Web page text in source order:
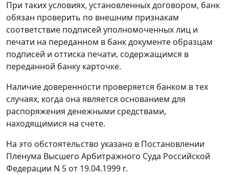
При таких условиях, установленных договором, банк
обязан проверить по внешним признакам
соответствие подписей уполномоченных лиц и
печати на переданном в банк документе образцам
подписей и оттиска печати, содержащимся в
переданной банку карточке.
Наличие доверенности проверяется банком в тех
случаях, когда она является основанием для
распоряжения денежными средствами,
находящимися на счете.
На это обстоятельство указано в Постановлении
Пленума Высшего Арбитражного Суда Российской
Федерации N 5 от 19.04.1999 г.